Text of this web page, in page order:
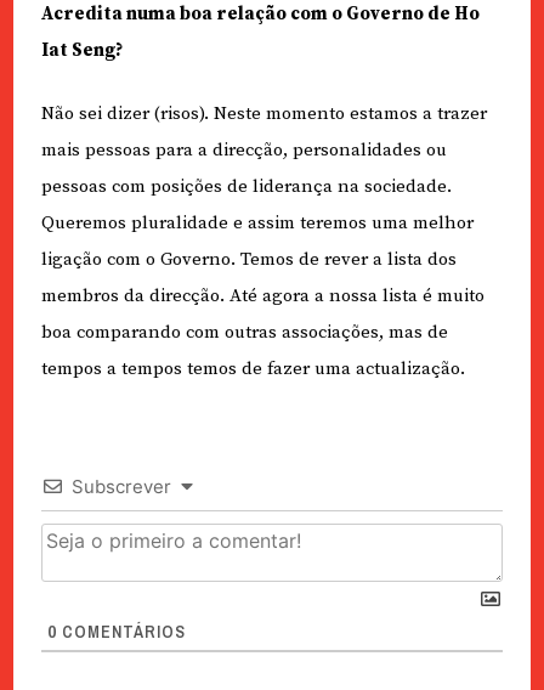
Acredita numa boa relação com o Governo de Ho
Iat Seng?
Não sei dizer (risos). Neste momento estamos a trazer
mais pessoas para a direcção, personalidades ou
pessoas com posições de liderança na sociedade.
Queremos pluralidade e assim teremos uma melhor
ligação com o Governo. Temos de rever a lista dos
membros da direcção. Até agora a nossa lista é muito
boa comparando com outras associações, mas de
tempos a tempos temos de fazer uma actualização.
Subscrever
0 COMENTÁRIOS